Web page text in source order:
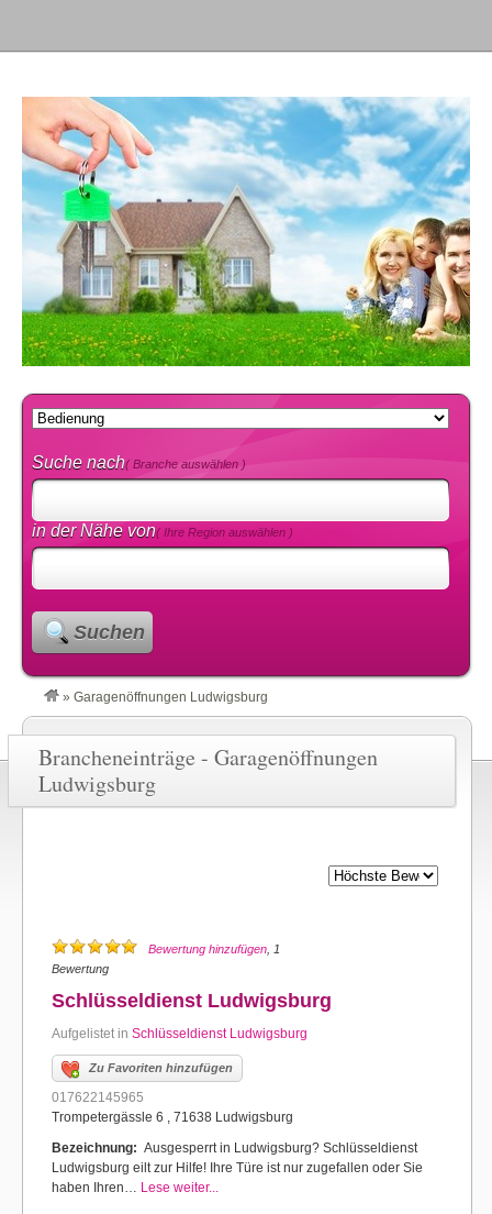
Suche nach( Branche auswählen )
in der Nähe von( Ihre Region auswählen )
Suchen
» Garagenöffnungen Ludwigsburg
Brancheneinträge - Garagenöffnungen
Ludwigsburg
Bewertung hinzufügen , 1
Bewertung
Schlüsseldienst Ludwigsburg
Aufgelistet in Schlüsseldienst Ludwigsburg
Zu Favoriten hinzufügen
017622145965
Trompetergässle 6 , 71638 Ludwigsburg
Bezeichnung: Ausgesperrt in Ludwigsburg? Schlüsseldienst
Ludwigsburg eilt zur Hilfe! Ihre Türe ist nur zugefallen oder Sie
haben Ihren… Lese weiter...